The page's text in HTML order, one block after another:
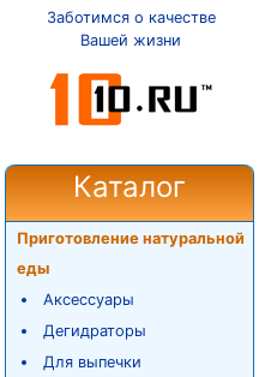
Заботимся о качестве
Вашей жизни
Каталог
Приготовление натуральной
еды
Аксессуары
Дегидраторы
Для выпечки